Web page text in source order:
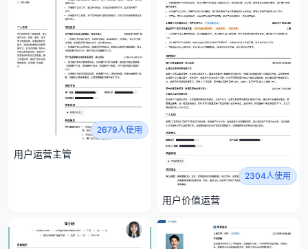
2679人使用
用户运营主管
2304人使用
用户价值运营